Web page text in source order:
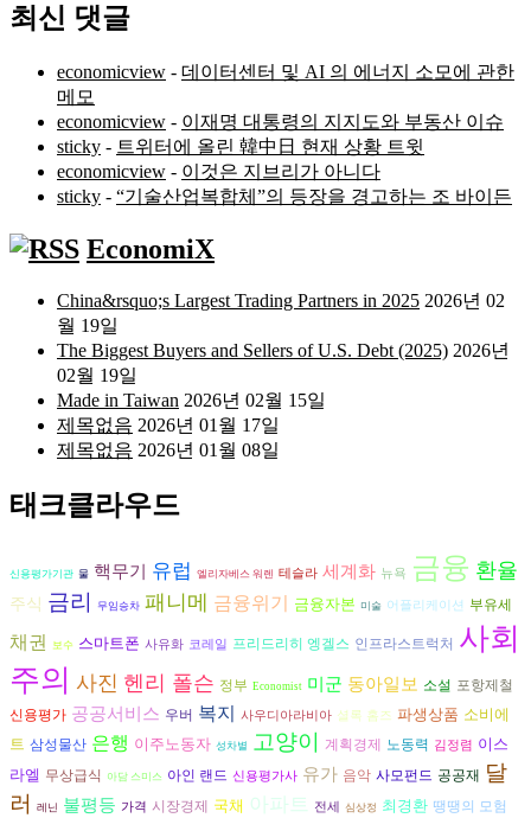
최신 댓글
economicview - 데이터센터 및 AI 의 에너지 소모에 관한
메모
economicview - 이재명 대통령의 지지도와 부동산 이슈
sticky - 트위터에 올린 韓中日 현재 상황 트윗
economicview - 이것은 지브리가 아니다
sticky - “기술산업복합체”의 등장을 경고하는 조 바이든
EconomiX
China&rsquo;s Largest Trading Partners in 2025 2026년 02
월 19일
The Biggest Buyers and Sellers of U.S. Debt (2025) 2026년
02월 19일
Made in Taiwan 2026년 02월 15일
제목없음 2026년 01월 17일
제목없음 2026년 01월 08일
태크클라우드
신용평가기관 물 핵무기 유럽 엘리자베스 워렌 테슬라 세계화 뉴욕 금융 환율
주식 금리 무임승차 패니메 금융위기 금융자본 미술 어플리케이션 부유세
채권 보수 스마트폰 사유화 코레일 프리드리히 엥겔스 인프라스트럭처
사회
주의 사진 헨리 폴슨 정부 Economist 미군 동아일보 소설 포항제철
신용평가 공공서비스 우버 복지 사우디아라비아 셜록 홈즈 파생상품 소비에
트 삼성물산 은행 이주노동자 성차별 고양이 계획경제 노동력 김정렴
이스
라엘 무상급식 아담 스미스 아인 랜드 신용평가사 유가 음악 사모펀드 공공재 달
러
레닌 불평등 가격 시장경제 국채 아파트 전세 심상정 최경환 땡땡의 모험